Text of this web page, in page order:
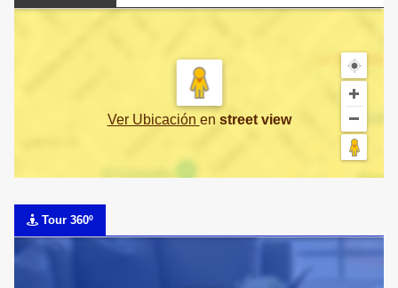
Ver Ubicación en street view
Tour 360º